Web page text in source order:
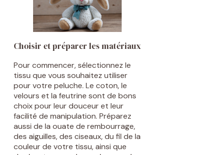
Choisir et préparer les matériaux
Pour commencer, sélectionnez le
tissu que vous souhaitez utiliser
pour votre peluche. Le coton, le
velours et la feutrine sont de bons
choix pour leur douceur et leur
facilité de manipulation. Préparez
aussi de la ouate de rembourrage,
des aiguilles, des ciseaux, du fil de la
couleur de votre tissu, ainsi que